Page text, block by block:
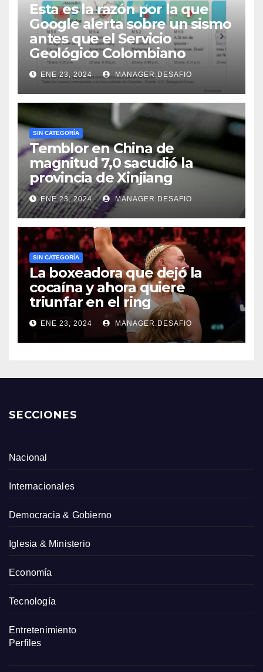
Esta es la razón por la que
Google alerta sobre un sismo
antes que el Servicio
Geológico Colombiano
ENE 23, 2024 MANAGER.DESAFIO
SIN CATEGORÍA
Temblor en China de
magnitud 7,0 sacudió la
provincia de Xinjiang
ENE 23, 2024 MANAGER.DESAFIO
SIN CATEGORÍA
La boxeadora que dejó la
cocaína y ahora quiere
triunfar en el ring​
ENE 23, 2024 MANAGER.DESAFIO
SECCIONES
Nacional
Internacionales
Democracia & Gobierno
Iglesia & Ministerio
Economía
Tecnología
Entretenimiento
Perfiles